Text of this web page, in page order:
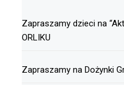
Zapraszamy dzieci na
ORLIKU
Zapraszamy na Dożynki